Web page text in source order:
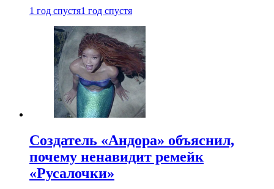
1 год спустя1 год спустя
Создатель «Андора» объяснил,
почему ненавидит ремейк
«Русалочки»